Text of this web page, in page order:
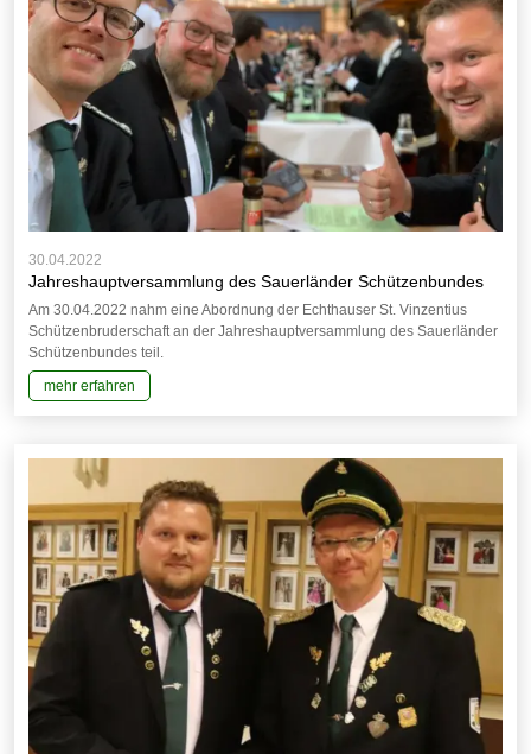
30.04.2022
Jahreshauptversammlung des Sauerländer Schützenbundes
Am 30.04.2022 nahm eine Abordnung der Echthauser St. Vinzentius
Schützenbruderschaft an der Jahreshauptversammlung des Sauerländer
Schützenbundes teil.
mehr erfahren